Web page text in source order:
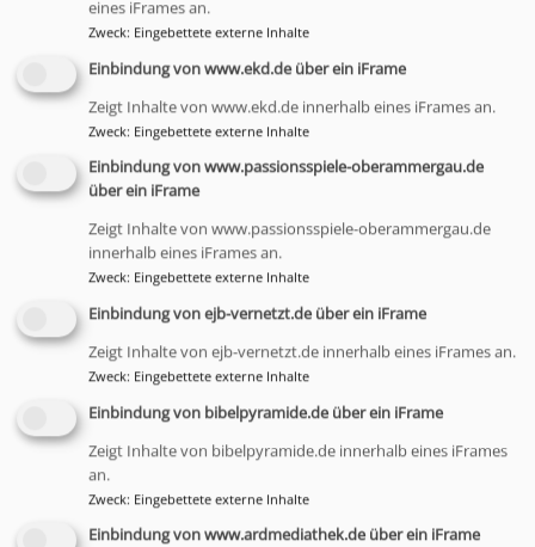
: Vikariat (Vorbereitungsdienst)
Das Vikariat ist die professionelle Einübung in die
pastoralen Arbeitsfelder einer Gemeinde unter
Anleitung eines/r erfahrenen Pfarrers/in (2,5 Jahre).
Begleitende Seminare: Predigtaufbau, Rhetorik,
liturgische Präsenz, Sprecherziehung,
Gemeindeleitung, Öffentlichkeitsarbeit, Diakonie,
Seelsorge u.v.m.
Abschluss:Zweites Kirchliches Examen
Ordination zum/r Pfarrer/in
Pfarrverwalter/in
eines iFrames an.
Zweck: Eingebettete externe Inhalte
Einbindung von www.ekd.de über ein iFrame
Zeigt Inhalte von www.ekd.de innerhalb eines iFrames an.
Zweck: Eingebettete externe Inhalte
Einbindung von www.passionsspiele-oberammergau.de
über ein iFrame
Zeigt Inhalte von www.passionsspiele-oberammergau.de
innerhalb eines iFrames an.
Zweck: Eingebettete externe Inhalte
Einbindung von ejb-vernetzt.de über ein iFrame
Zeigt Inhalte von ejb-vernetzt.de innerhalb eines iFrames an.
Zweck: Eingebettete externe Inhalte
Einbindung von bibelpyramide.de über ein iFrame
Zeigt Inhalte von bibelpyramide.de innerhalb eines iFrames
an.
Zweck: Eingebettete externe Inhalte
Einbindung von www.ardmediathek.de über ein iFrame